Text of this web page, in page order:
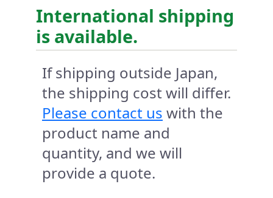
International shipping
is available.
If shipping outside Japan,
the shipping cost will differ.
Please contact us with the
product name and
quantity, and we will
provide a quote.